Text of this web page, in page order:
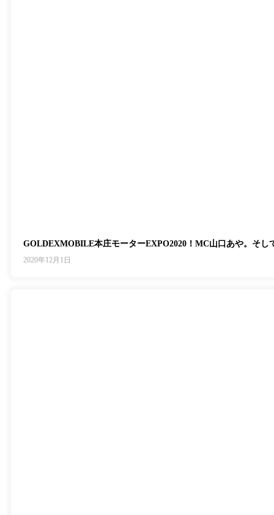
GOLDEXMOBILE本庄モーターEXPO2020！MC山口あや。そ
2020年12月1日